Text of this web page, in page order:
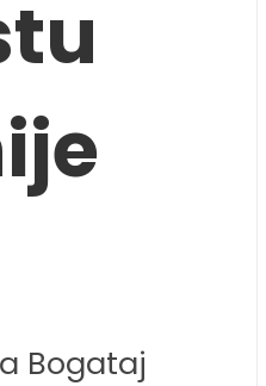
Bogataj